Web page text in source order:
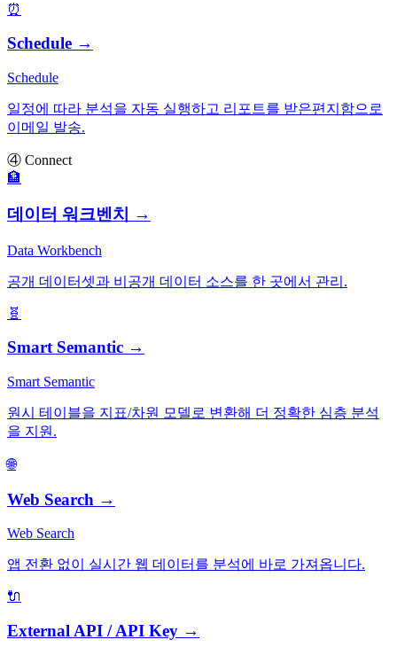
⏰
Schedule →
Schedule
일정에 따라 분석을 자동 실행하고 리포트를 받은편지함으로
이메일 발송.
④ Connect
🏦
데이터 워크벤치 →
Data Workbench
공개 데이터셋과 비공개 데이터 소스를 한 곳에서 관리.
🧬
Smart Semantic →
Smart Semantic
원시 테이블을 지표/차원 모델로 변환해 더 정확한 심층 분석
을 지원.
🌐
Web Search →
Web Search
앱 전환 없이 실시간 웹 데이터를 분석에 바로 가져옵니다.
🔌
External API / API Key →